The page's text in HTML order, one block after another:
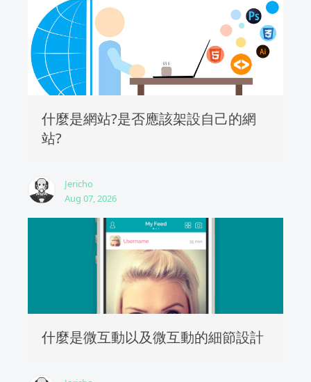
什麼是網站?是否應該架設自己的網
站?
Jericho
Aug 07, 2026
什麼是微互動以及微互動的細節設計